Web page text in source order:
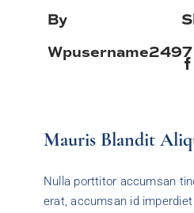
By
Wpusername2497
Mauris Blandit
Nulla porttitor accumsan
erat, accumsan id